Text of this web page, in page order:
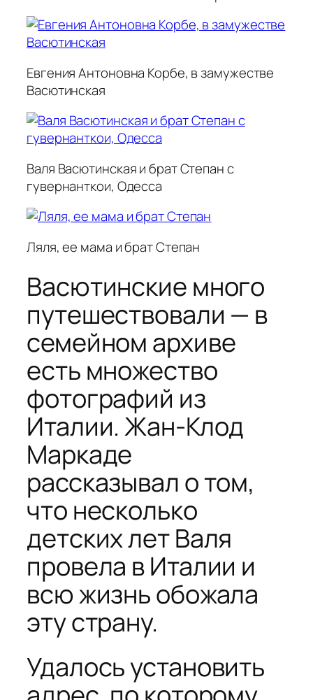
Евгения Антоновна Корбе, в замужестве
Васютинская
Валя Васютинская и брат Степан с
гувернанткои, Одесса
Ляля, ее мама и брат Степан
Васютинские много
путешествовали — в
семейном архиве
есть множество
фотографий из
Италии. Жан-Клод
Маркаде
рассказывал о том,
что несколько
детских лет Валя
провела в Италии и
всю жизнь обожала
эту страну.
Удалось установить